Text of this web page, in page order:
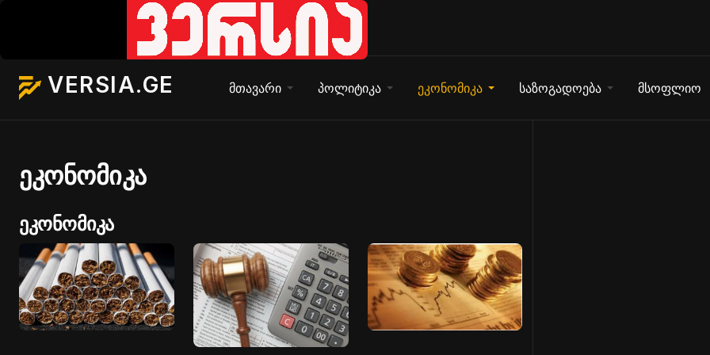
VERSIA.GE მთავარი პოლიტიკა ეკონომიკა საზოგადოება მსოფლიო
ეკონომიკა
ეკონომიკა